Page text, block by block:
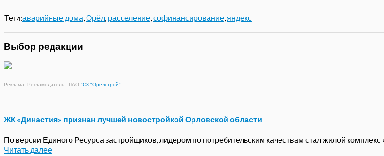
Теги:аварийные дома Орёл расселение софинансирование яндекс
Выбор редакции
Реклама. Рекламодатель - ПАО "СЗ "Орелстрой"
ЖК «Династия» признан лучшей новостройкой Орловской области
По версии Единого Ресурса застройщиков, лидером по потребительским качествам стал жилой комплекс
Читать далее